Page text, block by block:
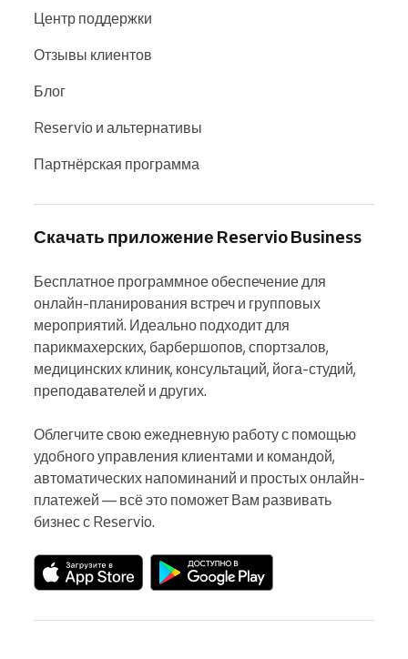
Центр поддержки
Отзывы клиентов
Блог
Reservio и альтернативы
Партнёрская программа
Скачать приложение Reservio Business
Бесплатное программное обеспечение для
онлайн-планирования встреч и групповых
мероприятий. Идеально подходит для
парикмахерских, барбершопов, спортзалов,
медицинских клиник, консультаций, йога-студий,
преподавателей и других.
Облегчите свою ежедневную работу с помощью
удобного управления клиентами и командой,
автоматических напоминаний и простых онлайн-
платежей — всё это поможет Вам развивать
бизнес с Reservio.